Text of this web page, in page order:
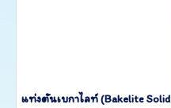
แท่งตันเบกาไลท์ (Bakelite Solid